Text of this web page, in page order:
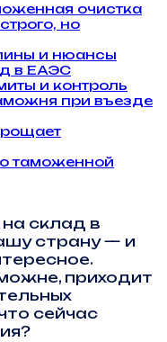
очистка
но
и нюансы
в ЕАЭС
и контроль
при въезде
таможенной
склад в
страну — и
приходит
сейчас